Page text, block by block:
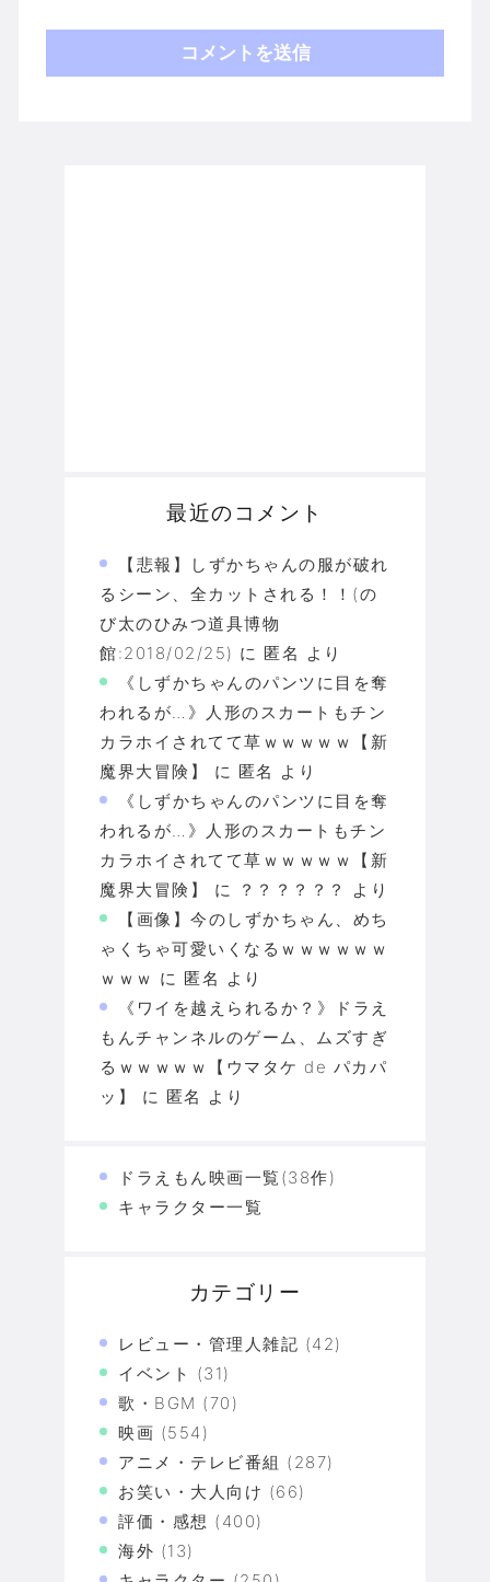
最近のコメント
【悲報】しずかちゃんの服が破れ
るシーン、全カットされる！！(の
び太のひみつ道具博物
館:2018/02/25) に 匿名 より
《しずかちゃんのパンツに目を奪
われるが…》人形のスカートもチン
カラホイされてて草ｗｗｗｗｗ【新
魔界大冒険】
に 匿名 より
《しずかちゃんのパンツに目を奪
われるが…》人形のスカートもチン
カラホイされてて草ｗｗｗｗｗ【新
魔界大冒険】
に ？？？？？？
より
【画像】今のしずかちゃん、めち
ゃくちゃ可愛いくなるｗｗｗｗｗｗ
ｗｗｗ に 匿名 より
《ワイを越えられるか？》ドラえ
もんチャンネルのゲーム、ムズすぎ
るｗｗｗｗｗ【ウマタケ de パカパ
ッ】
に 匿名 より
ドラえもん映画一覧(38作)
キャラクター一覧
カテゴリー
レビュー・管理人雑記 (42)
イベント (31)
歌・BGM (70)
映画 (554)
アニメ・テレビ番組 (287)
お笑い・大人向け (66)
評価・感想 (400)
海外 (13)